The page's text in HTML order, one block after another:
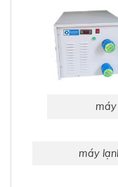
máy
máy